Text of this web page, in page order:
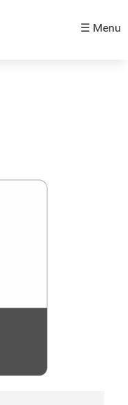
☰ Menu